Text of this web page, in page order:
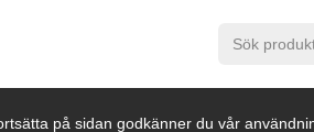
på sidan godkänner du vår